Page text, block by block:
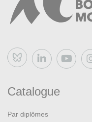
Bluesky
Catalogue
Par diplômes